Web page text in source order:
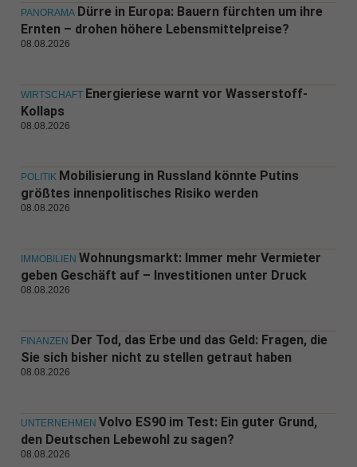
PANORAMA Dürre in Europa: Bauern fürchten um ihre
Ernten – drohen höhere Lebensmittelpreise?
08.08.2026
WIRTSCHAFT Energieriese warnt vor Wasserstoff-
Kollaps
08.08.2026
POLITIK Mobilisierung in Russland könnte Putins
größtes innenpolitisches Risiko werden
08.08.2026
IMMOBILIEN Wohnungsmarkt: Immer mehr Vermieter
geben Geschäft auf – Investitionen unter Druck
08.08.2026
FINANZEN Der Tod, das Erbe und das Geld: Fragen, die
Sie sich bisher nicht zu stellen getraut haben
08.08.2026
UNTERNEHMEN Volvo ES90 im Test: Ein guter Grund,
den Deutschen Lebewohl zu sagen?
08.08.2026